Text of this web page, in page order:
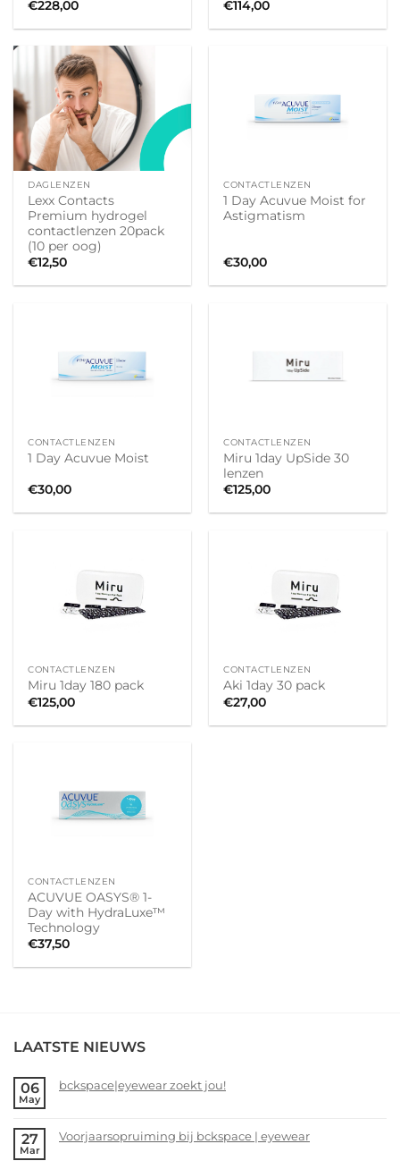
€228,00 €114,00
DAGLENZEN
Lexx Contacts
Premium hydrogel
contactlenzen 20pack
(10 per oog)
€12,50
CONTACTLENZEN
1 Day Acuvue Moist for
Astigmatism
€30,00
CONTACTLENZEN
1 Day Acuvue Moist
€30,00
CONTACTLENZEN
Miru 1day UpSide 30
lenzen
€125,00
CONTACTLENZEN
Miru 1day 180 pack
€125,00
CONTACTLENZEN
Aki 1day 30 pack
€27,00
CONTACTLENZEN
ACUVUE OASYS® 1-
Day with HydraLuxe™
Technology
€37,50
LAATSTE NIEUWS
06
May
bckspace|eyewear zoekt jou!
on
27
Mar
Voorjaarsopruiming bij bckspace | eyewear